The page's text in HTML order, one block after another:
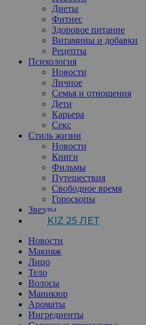
Диеты
Фитнес
Здоровое питание
Витамины и добавки
Рецепты
Психология
Новости
Личное
Семья и отношения
Дети
Карьера
Секс
Стиль жизни
Новости
Книги
Фильмы
Путешествия
Свободное время
Гороскопы
Звезды
KIZ 25 ЛЕТ
Новости
Макияж
Лицо
Тело
Волосы
Маникюр
Ароматы
Ингредиенты